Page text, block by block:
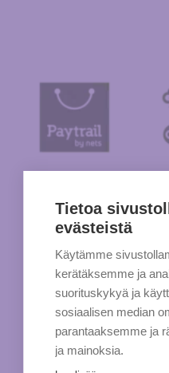
Tietoa
evästeistä
Käytämme
kerätäksemme ja
suorituskykyä ja
sosiaalisen median
parantaaksemme ja
ja mainoksia.